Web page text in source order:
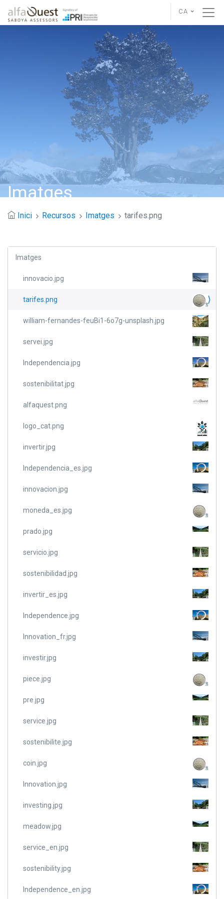
CA
Imatges
Inici Recursos Imatges tarifes.png
Imatges
innovacio.jpg
tarifes.png
william-fernandes-feuBi1-6o7g-unsplash.jpg
servei.jpg
Independencia.jpg
sostenibilitat.jpg
alfaquest.png
logo_cat.png
invertir.jpg
Independencia_es.jpg
innovacion.jpg
moneda_es.jpg
prado.jpg
servicio.jpg
sostenibilidad.jpg
invertir_es.jpg
Independence.jpg
Innovation_fr.jpg
investir.jpg
piece.jpg
pre.jpg
service.jpg
sostenibilite.jpg
coin.jpg
Innovation.jpg
investing.jpg
meadow.jpg
service_en.jpg
sostenibility.jpg
Independence_en.jpg